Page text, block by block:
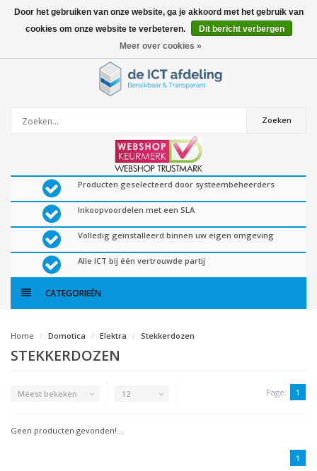
0artikelen
Zoeken
Producten geselecteerd door systeembeheerders
Inkoopvoordelen met een SLA
Volledig geïnstalleerd binnen uw eigen omgeving
Alle ICT bij één vertrouwde partij
CATEGORIEËN
Home Domotica Elektra Stekkerdozen
STEKKERDOZEN
Meest bekeken 12 Page: 1
Geen producten gevonden!...
1
Door het gebruiken van onze website, ga je akkoord met het gebruik van
cookies om onze website te verbeteren.
Dit bericht verbergen
Meer over cookies »